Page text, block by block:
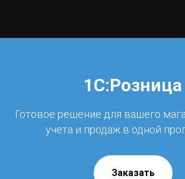
1С:Розница
Готовое решение для вашего
учета и продаж в одной
Заказать